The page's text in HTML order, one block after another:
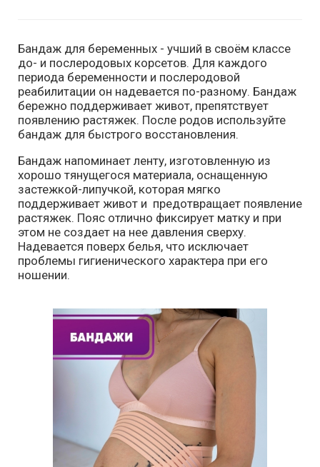
Бандаж для беременных - учший в своём классе
до- и послеродовых корсетов. Для каждого
периода беременности и послеродовой
реабилитации он надевается по-разному. Бандаж
бережно поддерживает живот, препятствует
появлению растяжек. После родов используйте
бандаж для быстрого восстановления.
Бандаж напоминает ленту, изготовленную из
хорошо тянущегося материала, оснащенную
застежкой-липучкой, которая мягко
поддерживает живот и предотвращает появление
растяжек. Пояс отлично фиксирует матку и при
этом не создает на нее давления сверху.
Надевается поверх белья, что исключает
проблемы гигиенического характера при его
ношении.